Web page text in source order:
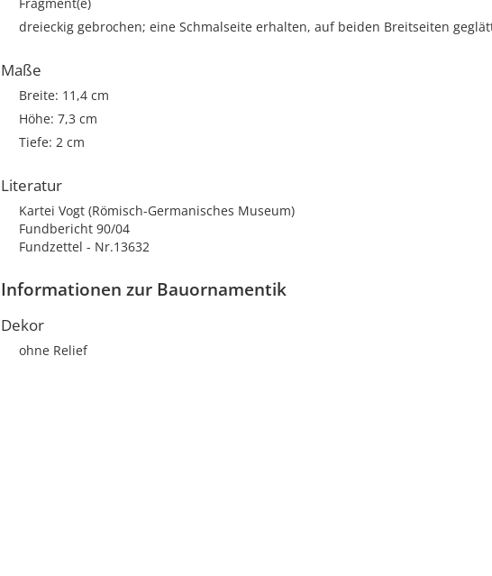
dreieckig gebrochen; eine Schmalseite erhalten, auf beiden Breitseiten
Maße
Breite: 11,4 cm
Höhe: 7,3 cm
Tiefe: 2 cm
Literatur
Kartei Vogt (Römisch-Germanisches Museum)
Fundbericht 90/04
Fundzettel - Nr.13632
Informationen zur Bauornamentik
Dekor
ohne Relief